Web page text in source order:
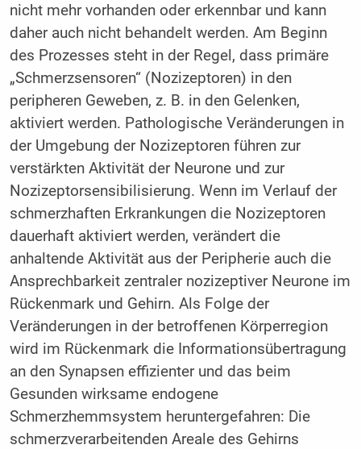
nicht mehr vorhanden oder erkennbar und kann
daher auch nicht behandelt werden. Am Beginn
des Prozesses steht in der Regel, dass primäre
„Schmerzsensoren“ (Nozizeptoren) in den
peripheren Geweben, z. B. in den Gelenken,
aktiviert werden. Pathologische Veränderungen in
der Umgebung der Nozizeptoren führen zur
verstärkten Aktivität der Neurone und zur
Nozizeptorsensibilisierung. Wenn im Verlauf der
schmerzhaften Erkrankungen die Nozizeptoren
dauerhaft aktiviert werden, verändert die
anhaltende Aktivität aus der Peripherie auch die
Ansprechbarkeit zentraler nozizeptiver Neurone im
Rückenmark und Gehirn. Als Folge der
Veränderungen in der betroffenen Körperregion
wird im Rückenmark die Informationsübertragung
an den Synapsen effizienter und das beim
Gesunden wirksame endogene
Schmerzhemmsystem heruntergefahren: Die
schmerzverarbeitenden Areale des Gehirns